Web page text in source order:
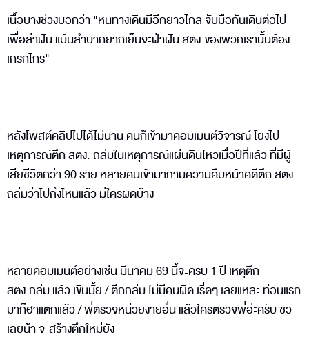
เนื้อบางช่วงบอกว่า "หนทางเดินมีอีกยาวไกล จับมือกันเดินต่อไป
เพื่อล่าฝัน แม้นลำบากยากเย็นจะฝ่าฝัน สตง.ของพวกเรานั้นต้อง
เกริกไกร"
หลังโพสต์คลิปไปได้ไม่นาน คนก็เข้ามาคอมเมนต์วิจารณ์ โยงไป
เหตุการณ์ตึก สตง. ถล่มในเหตุการณ์แผ่นดินไหวเมื่อปีที่แล้ว ที่มีผู้
เสียชีวิตกว่า 90 ราย หลายคนเข้ามาถามความคืบหน้าคดีตึก สตง.
ถล่มว่าไปถึงไหนแล้ว มีใครผิดบ้าง
หลายคอมเมนต์อย่างเช่น มีนาคม 69 นี้จะครบ 1 ปี เหตุตึก
สตง.ถล่ม แล้ว เขินมั้ย / ตึกถล่ม ไม่มีคนผิด เริ่ดๆ เลยแหละ ท่อนแรก
มาก็ฮาแตกแล้ว / พี่ตรวจหน่วยงายอื่น แล้วใครตรวจพี่อ่ะครับ ชิว
เลยน้า จะสร้างตึกใหม่ยัง